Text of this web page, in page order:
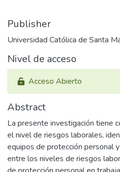
Publisher
Universidad Católica de Santa
Nivel de acceso
Acceso Abierto
Abstract
La presente investigación tiene
el nivel de riesgos laborales,
equipos de protección personal
entre los niveles de riesgos